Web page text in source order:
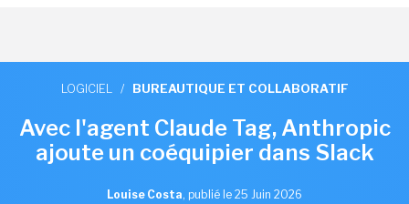
LOGICIEL / BUREAUTIQUE ET COLLABORATIF
Avec l'agent Claude Tag, Anthropic
ajoute un coéquipier dans Slack
Louise Costa, publié le 25 Juin 2026